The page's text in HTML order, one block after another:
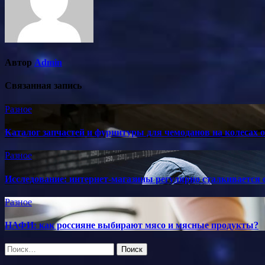
Автор Admin
Связанная запись
Разное
Каталог запчастей и фурнитуры для чемоданов на колесах
Разное
Исследование: интернет-магазины регулярно сталкивается
Разное
НАФИ: как россияне выбирают мясо и мясные продукты?
Найти: